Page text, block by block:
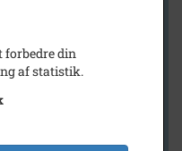
Arkiv
forbedre din
af statistik.